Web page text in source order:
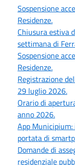
Sospensione
Residenze.
Chiusura estiva
settimana di
Sospensione
Residenze.
Registrazione
29 luglio 2026.
Orario di
anno 2026.
App
portata di
Domande di
residenziale